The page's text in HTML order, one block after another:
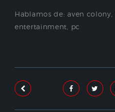
Hablamos de:aven colony
entertainment
pc